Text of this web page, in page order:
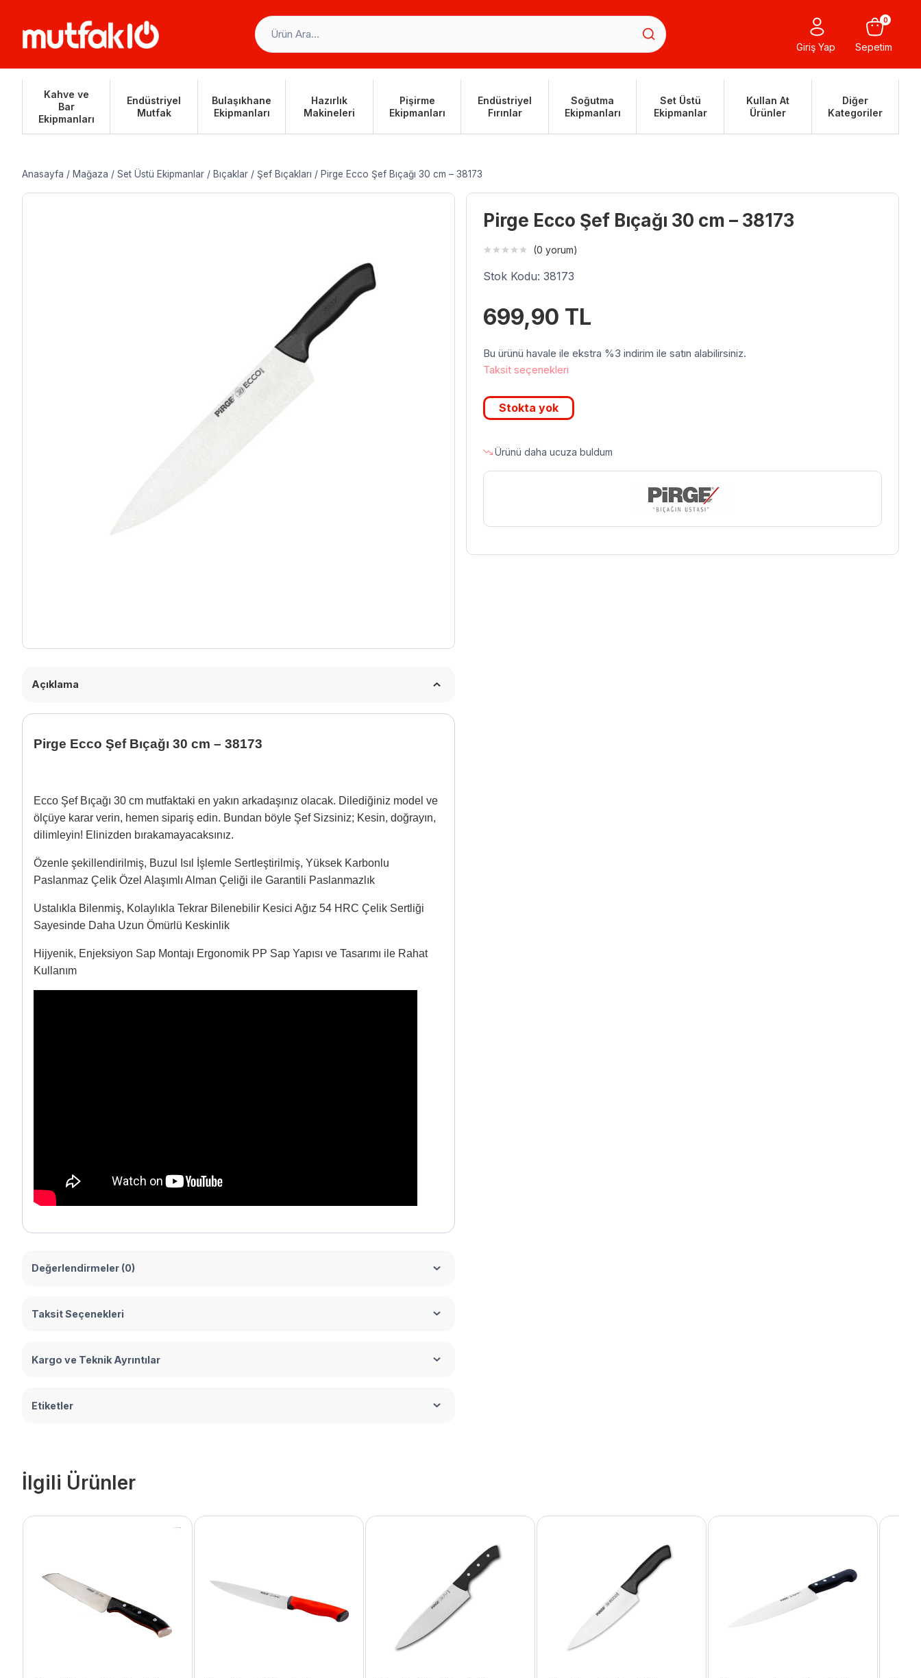
Giriş Yap Sepetim
0
Kahve ve
Bar
Ekipmanları
Endüstriyel
Mutfak
Bulaşıkhane
Ekipmanları
Hazırlık
Makineleri
Pişirme
Ekipmanları
Endüstriyel
Fırınlar
Soğutma
Ekipmanları
Set Üstü
Ekipmanlar
Kullan At
Ürünler
Diğer
Kategoriler
Anasayfa / Mağaza / Set Üstü Ekipmanlar / Bıçaklar / Şef Bıçakları / Pirge Ecco Şef Bıçağı 30 cm – 38173
Açıklama
Pirge Ecco Şef Bıçağı 30 cm – 38173
Ecco Şef Bıçağı 30 cm mutfaktaki en yakın arkadaşınız olacak. Dilediğiniz model ve
ölçüye karar verin, hemen sipariş edin. Bundan böyle Şef Sizsiniz; Kesin, doğrayın,
dilimleyin! Elinizden bırakamayacaksınız.
Özenle şekillendirilmiş, Buzul Isıl İşlemle Sertleştirilmiş, Yüksek Karbonlu
Paslanmaz Çelik Özel Alaşımlı Alman Çeliği ile Garantili Paslanmazlık
Ustalıkla Bilenmiş, Kolaylıkla Tekrar Bilenebilir Kesici Ağız 54 HRC Çelik Sertliği
Sayesinde Daha Uzun Ömürlü Keskinlik
Hijyenik, Enjeksiyon Sap Montajı Ergonomik PP Sap Yapısı ve Tasarımı ile Rahat
Kullanım
Değerlendirmeler (0)
Taksit Seçenekleri
Kargo ve Teknik Ayrıntılar
Etiketler
Pirge Ecco Şef Bıçağı 30 cm – 38173
(0 yorum)
Stok Kodu: 38173
699,90 TL
Bu ürünü havale ile ekstra %3 indirim ile satın alabilirsiniz.
Taksit seçenekleri
Stokta yok
Ürünü daha ucuza buldum
İlgili Ürünler